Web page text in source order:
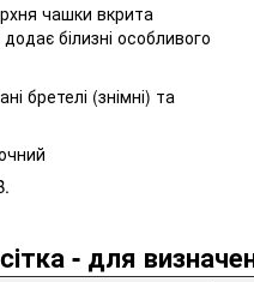
чашки вкрита
білизні особливого
бретелі (знімні) та
- для